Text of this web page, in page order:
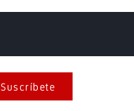
Suscríbete